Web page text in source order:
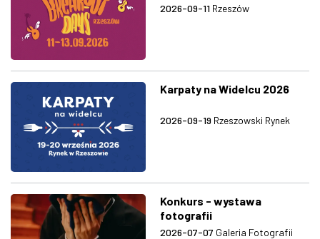
2026-09-11 Rzeszów
Karpaty na Widelcu 2026
2026-09-19 Rzeszowski Rynek
Konkurs - wystawa
fotografii
2026-07-07 Galeria Fotografii